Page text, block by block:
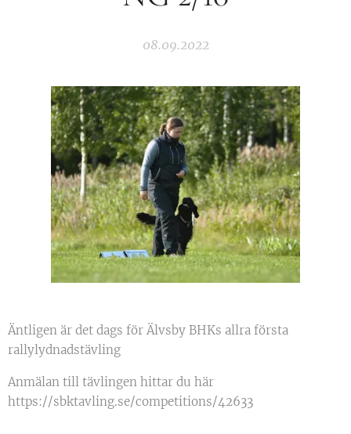
08.09.2022
Äntligen är det dags för Älvsby BHKs allra första
rallylydnadstävling 🤩
Anmälan till tävlingen hittar du här
https://sbktavling.se/competitions/42633